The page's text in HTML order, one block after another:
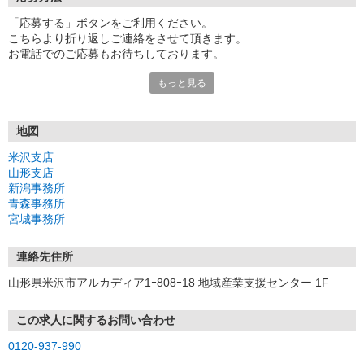
「応募する」ボタンをご利用ください。
こちらより折り返しご連絡をさせて頂きます。
お電話でのご応募もお待ちしております。
登録時に簡単な適性検査を行います。
1.サイトから応募
（登録時に簡単な適性検査が有ります）
3. 職場見学の上、お仕事の決定
4. 勤務スタート
〜新型コロナ感染対策のための検温への協力のお願い〜
検温の協力をお願いするとともに、体温が37.5度以上の方につきま
してはご入室をご遠慮頂く場合がございますので、予めご了承の程
お願い申し上げます。
す。
★ハローワークでも探しているといった転職希望の方や
もっと見る
地図
米沢支店
山形支店
新潟事務所
青森事務所
宮城事務所
連絡先住所
山形県米沢市アルカディア1ｰ808ｰ18 地域産業支援センター 1F
この求人に関するお問い合わせ
0120-937-990